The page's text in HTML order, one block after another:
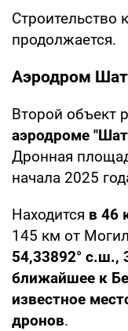
Строительство
продолжается.
Аэродром
Второй объект
аэродроме
Дронная
начала 2025
Находится в 46
145 км от
54,33892° с.ш.,
ближайшее к
известное
дронов.